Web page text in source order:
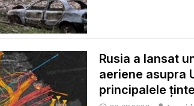
Rusia a lansat
aeriene asupra
principalele ținte